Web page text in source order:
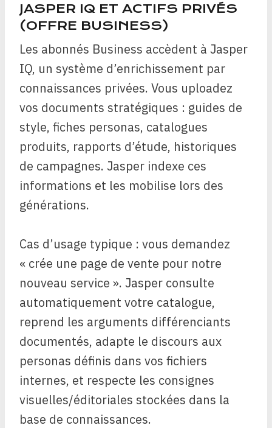
JASPER IQ ET ACTIFS PRIVÉS
(OFFRE BUSINESS)
Les abonnés Business accèdent à Jasper
IQ, un système d’enrichissement par
connaissances privées. Vous uploadez
vos documents stratégiques : guides de
style, fiches personas, catalogues
produits, rapports d’étude, historiques
de campagnes. Jasper indexe ces
informations et les mobilise lors des
générations.
Cas d’usage typique : vous demandez
« crée une page de vente pour notre
nouveau service ». Jasper consulte
automatiquement votre catalogue,
reprend les arguments différenciants
documentés, adapte le discours aux
personas définis dans vos fichiers
internes, et respecte les consignes
visuelles/éditoriales stockées dans la
base de connaissances.